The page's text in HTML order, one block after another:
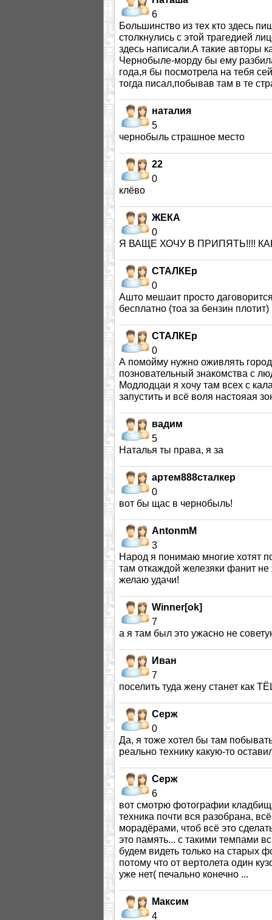
6
Большинство из тех кто здесь
столкнулись с этой трагедией
здесь написали.А такие авторы
Чернобыле-морду бы ему
года,я бы посмотрела на тебя
тогда писал,побывав там в те
наталия
5
чернобыль страшное место
22
0
клёво
ЖЕКА
0
Я ВАЩЕ ХОЧУ В ПРИПЯТЬ!!!!
СТАЛКЕр
0
Ашто мешаит просто
бесплатно (тоа за бензин плотит)
СТАЛКЕр
0
А помойму нужно оживлять
позновательный знакомства с
Модлодцаи я хочу там всех с
запустить и всё воля настояая
вадим
5
Наталья ты права, я за
артем888сталкер
0
вот бы щас в чернобыль!
AntonmM
3
Народ я понимаю многие хотят
там откаждой железяки фанит
желаю удачи!
Winner[ok]
7
а я там был это ужасно не
Иван
7
поселить туда жену станет как
Серж
0
Да, я тоже хотел бы там
реально технику какую-то
Серж
6
вот смотрю фотографии
техника почти вся разобрана,
морадёрами, чтоб всё это
это память... с такими темпами
будем видеть только на старых
потому что от вертолета один
уже нет( печально конечно ...
Максим
4